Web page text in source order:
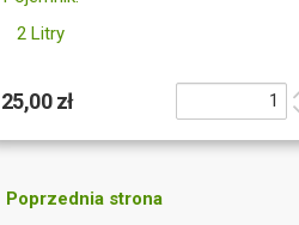
2 Litry
25,00 zł
Poprzednia strona